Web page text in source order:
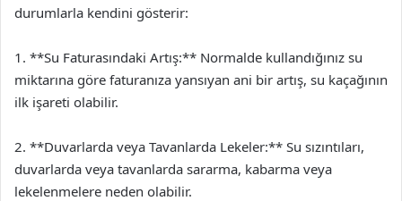
durumlarla kendini gösterir:
1. **Su Faturasındaki Artış:** Normalde kullandığınız su
miktarına göre faturanıza yansıyan ani bir artış, su kaçağının
ilk işareti olabilir.
2. **Duvarlarda veya Tavanlarda Lekeler:** Su sızıntıları,
duvarlarda veya tavanlarda sararma, kabarma veya
lekelenmelere neden olabilir.